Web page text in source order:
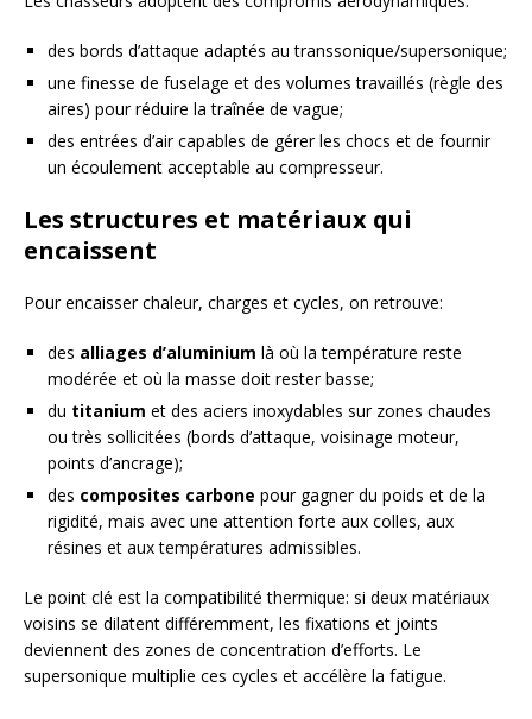
des bords d’attaque adaptés au transsonique/supersonique;
une finesse de fuselage et des volumes travaillés (règle des
aires) pour réduire la traînée de vague;
des entrées d’air capables de gérer les chocs et de fournir
un écoulement acceptable au compresseur.
Les structures et matériaux qui
encaissent
Pour encaisser chaleur, charges et cycles, on retrouve:
des alliages d’aluminium là où la température reste
modérée et où la masse doit rester basse;
du titanium et des aciers inoxydables sur zones chaudes
ou très sollicitées (bords d’attaque, voisinage moteur,
points d’ancrage);
des composites carbone pour gagner du poids et de la
rigidité, mais avec une attention forte aux colles, aux
résines et aux températures admissibles.
Le point clé est la compatibilité thermique: si deux matériaux
voisins se dilatent différemment, les fixations et joints
deviennent des zones de concentration d’efforts. Le
supersonique multiplie ces cycles et accélère la fatigue.